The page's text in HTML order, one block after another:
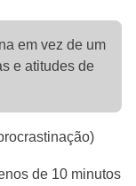
em vez de um
e atitudes de
de 10 minutos